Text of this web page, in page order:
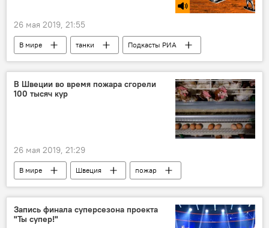
26 мая 2019, 21:55
В мире танки
Подкасты РИА
война
Голос
В Швеции во время пожара сгорели
100 тысяч кур
26 мая 2019, 21:29
В мире Швеция пожар
Запись финала суперсезона проекта
"Ты супер!"